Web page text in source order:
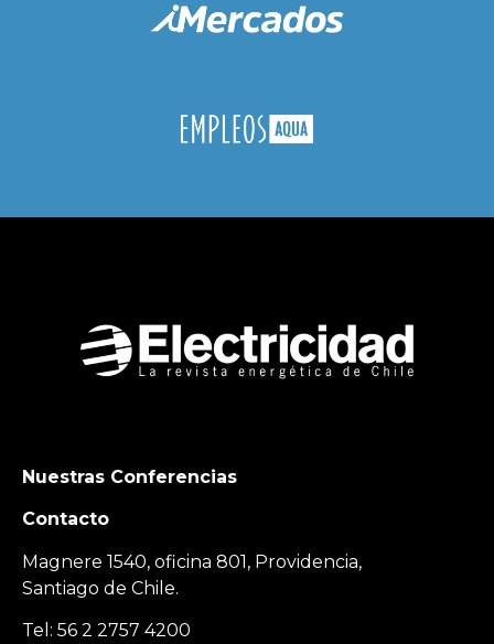
Nuestras Conferencias
Contacto
Magnere 1540, oficina 801, Providencia,
Santiago de Chile.
Tel: 56 2 2757 4200